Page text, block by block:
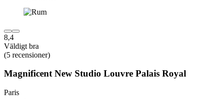
8,4
Väldigt bra
(5 recensioner)
Magnificent New Studio Louvre Palais Royal
Paris